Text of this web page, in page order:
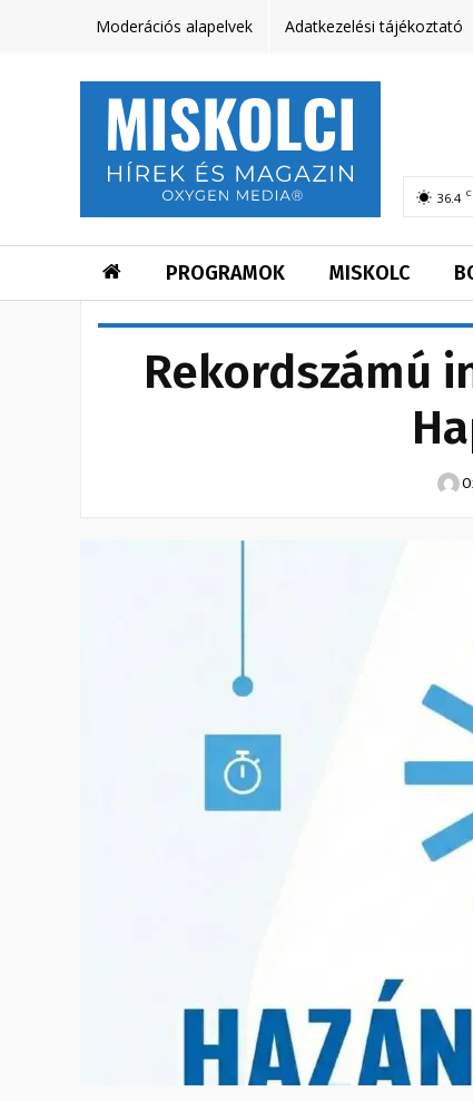
Moderációs alapelvek Adatkezelési tájékoztató
36.4 C
PROGRAMOK MISKOLC
Rekordszámú